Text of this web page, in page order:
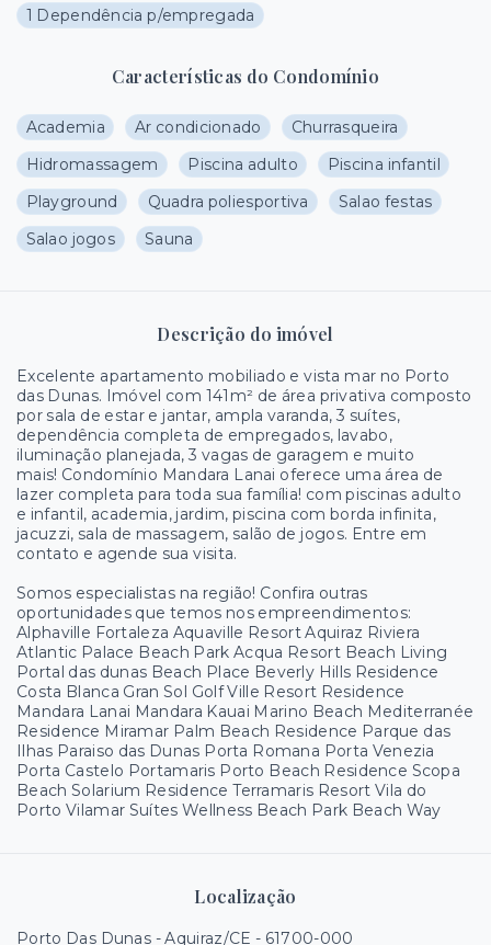
1 Dependência p/empregada
Características do Condomínio
Academia Ar condicionado
Churrasqueira
Hidromassagem
Piscina adulto
Piscina infantil
Playground
Quadra poliesportiva
Salao festas
Salao jogos
Sauna
Descrição do imóvel
Excelente apartamento mobiliado e vista mar no Porto
das Dunas. Imóvel com 141m² de área privativa composto
por sala de estar e jantar, ampla varanda, 3 suítes,
dependência completa de empregados, lavabo,
iluminação planejada, 3 vagas de garagem e muito
mais! Condomínio Mandara Lanai oferece uma área de
lazer completa para toda sua família! com piscinas adulto
e infantil, academia, jardim, piscina com borda infinita,
jacuzzi, sala de massagem, salão de jogos. Entre em
contato e agende sua visita.
Somos especialistas na região! Confira outras
oportunidades que temos nos empreendimentos:
Alphaville Fortaleza Aquaville Resort Aquiraz Riviera
Atlantic Palace Beach Park Acqua Resort Beach Living
Portal das dunas Beach Place Beverly Hills Residence
Costa Blanca Gran Sol Golf Ville Resort Residence
Mandara Lanai Mandara Kauai Marino Beach Mediterranée
Residence Miramar Palm Beach Residence Parque das
Ilhas Paraiso das Dunas Porta Romana Porta Venezia
Porta Castelo Portamaris Porto Beach Residence Scopa
Beach Solarium Residence Terramaris Resort Vila do
Porto Vilamar Suítes Wellness Beach Park Beach Way
Localização
Porto Das Dunas - Aquiraz/CE - 61700-000